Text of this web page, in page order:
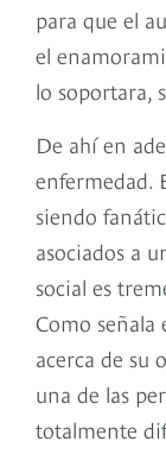
para que el
el
lo soportara,
De ahí en
enfermedad.
siendo
asociados a
social es
Como
acerca de su
una de las
totalmente